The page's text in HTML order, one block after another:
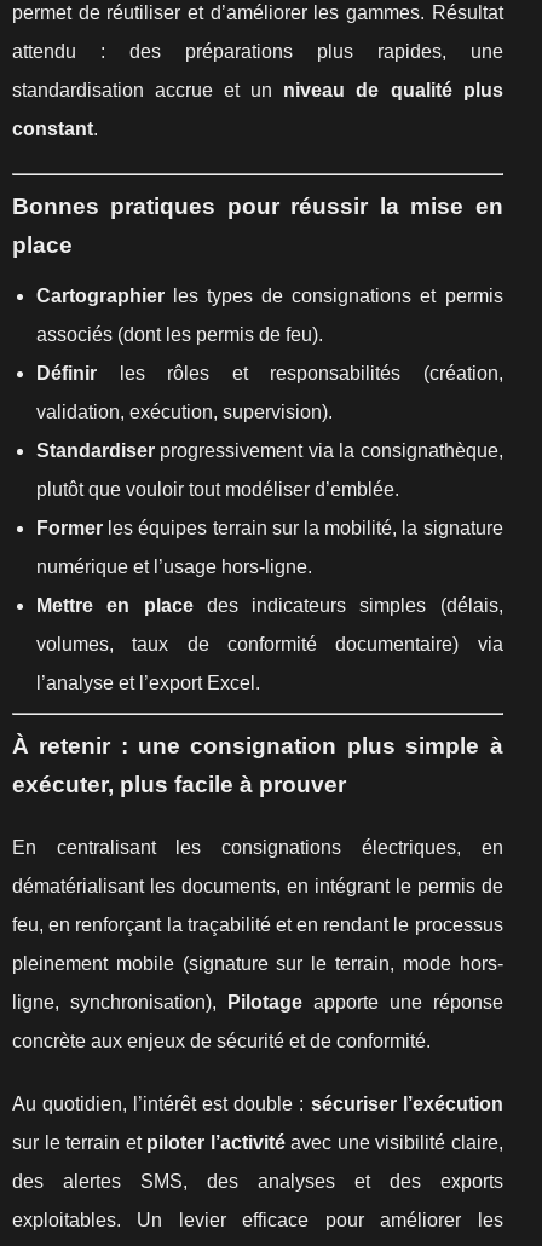
permet de réutiliser et d’améliorer les gammes. Résultat
attendu : des préparations plus rapides, une
standardisation accrue et un niveau de qualité plus
constant.
Bonnes pratiques pour réussir la mise en
place
Cartographier les types de consignations et permis
associés (dont les permis de feu).
Définir les rôles et responsabilités (création,
validation, exécution, supervision).
Standardiser progressivement via la consignathèque,
plutôt que vouloir tout modéliser d’emblée.
Former les équipes terrain sur la mobilité, la signature
numérique et l’usage hors-ligne.
Mettre en placedes indicateurs simples (délais,
volumes, taux de conformité documentaire) via
l’analyse et l’export Excel.
À retenir : une consignation plus simple à
exécuter, plus facile à prouver
En centralisant les consignations électriques, en
dématérialisant les documents, en intégrant le permis de
feu, en renforçant la traçabilité et en rendant le processus
pleinement mobile (signature sur le terrain, mode hors-
ligne, synchronisation),
Pilotageapporte une réponse
concrète aux enjeux de sécurité et de conformité.
Au quotidien, l’intérêt est double : sécuriser l’exécution
sur le terrain et piloter l’activitéavec une visibilité claire,
des alertes SMS, des analyses et des exports
exploitables. Un levier efficace pour améliorer les